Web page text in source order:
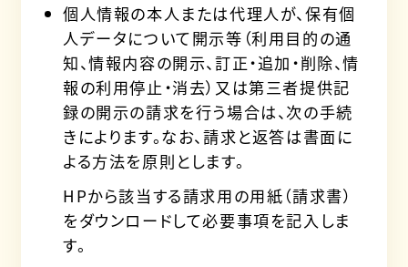
個人情報の本人または代理人が、保有個
人データについて開示等（利用目的の通
知、情報内容の開示、訂正・追加・削除、情
報の利用停止・消去）又は第三者提供記
録の開示の請求を行う場合は、次の手続
きによります。なお、請求と返答は書面に
よる方法を原則とします。
HPから該当する請求用の用紙（請求書）
をダウンロードして必要事項を記入しま
す。